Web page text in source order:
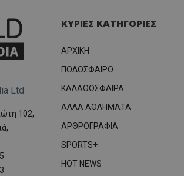
Ltd
102,
ΚΥΡΙΕΣ ΚΑΤΗΓΟΡΙΕΣ
ΑΡΧΙΚΗ
ΠΟΔΟΣΦΑΙΡΟ
ΚΑΛΑΘΟΣΦΑΙΡΑ
ΑΛΛΑ ΑΘΛΗΜΑΤΑ
ΑΡΘΡΟΓΡΑΦΙΑ
SPORTS+
HOT NEWS